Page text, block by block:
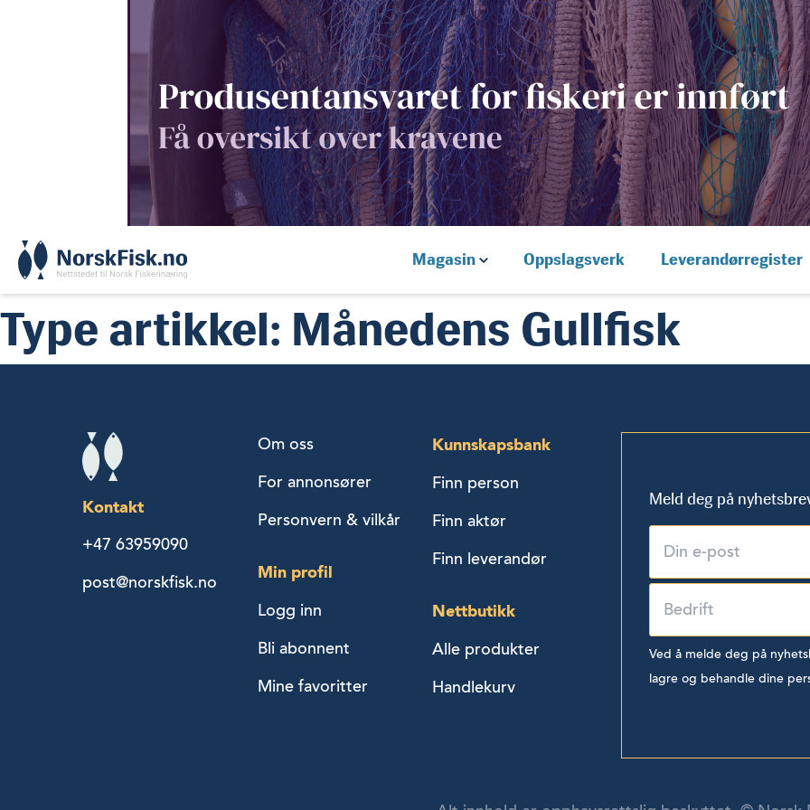
Magasin Oppslagsverk Leverandørregister
Type artikkel: Månedens Gullfisk
Kontakt
+47 63959090
post@norskfisk.no
Om oss
For annonsører
Personvern & vilkår
Min profil
Logg inn
Bli abonnent
Mine favoritter
Kunnskapsbank
Finn person
Finn aktør
Finn leverandør
Nettbutikk
Alle produkter
Handlekurv
Meld deg på
Ved å melde deg på
lagre og behandle dine